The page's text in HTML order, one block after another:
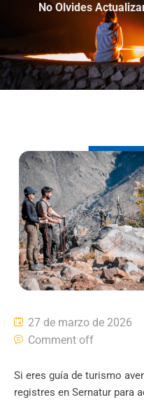
No Olvides
27 de marzo de 2026
Comment off
Si eres guía de turismo
registres en Sernatur para